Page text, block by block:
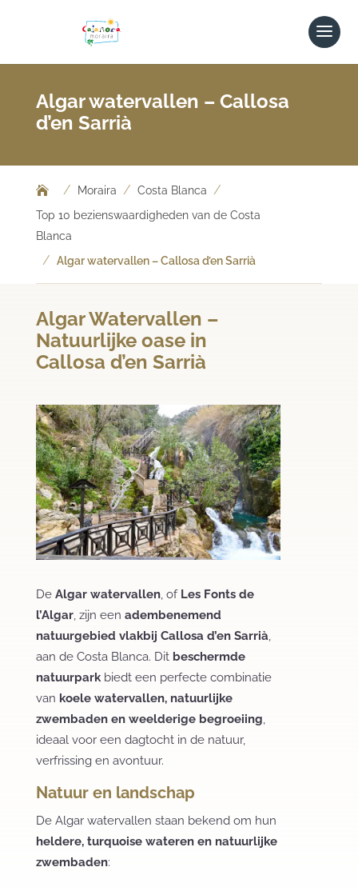
Algar watervallen – Callosa
d’en Sarrià
/ Moraira / Costa Blanca /
Top 10 bezienswaardigheden van de Costa
Blanca
/ Algar watervallen – Callosa d’en Sarrià
Algar Watervallen –
Natuurlijke oase in
Callosa d’en Sarrià
De Algar watervallen, of Les Fonts de
l’Algar, zijn een adembenemend
natuurgebied vlakbij Callosa d’en Sarrià,
aan de Costa Blanca. Dit beschermde
natuurparkbiedt een perfecte combinatie
van koele watervallen, natuurlijke
zwembaden en weelderige begroeiing,
ideaal voor een dagtocht in de natuur,
verfrissing en avontuur.
Natuur en landschap
De Algar watervallen staan bekend om hun
heldere, turquoise wateren en natuurlijke
zwembaden: